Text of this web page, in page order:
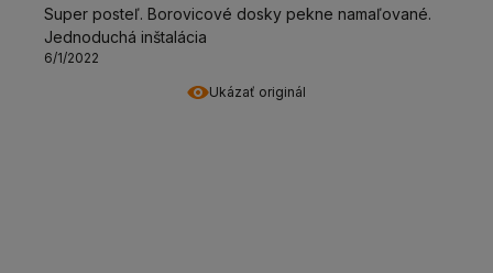
Ukázať originál
Super posteľ. Borovicové dosky pekne namaľované.
Jednoduchá inštalácia
6/1/2022